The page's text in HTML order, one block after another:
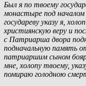
Был я по твоему
монастыре под
государеву указу я,
християнскую веру и
с Патриарша двора
подначальную память
патриаршим сыном
мне, холопу твоему,
помираю голодною